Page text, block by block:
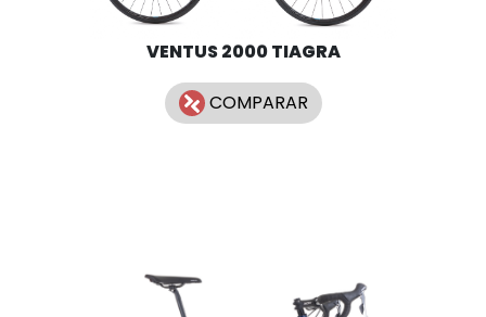
VENTUS 2000 TIAGRA
COMPARAR